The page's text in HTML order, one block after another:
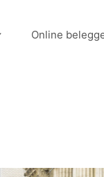
Online